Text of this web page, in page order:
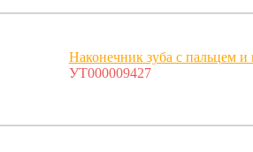
Наконечник зуба с пальцем
УТ000009427